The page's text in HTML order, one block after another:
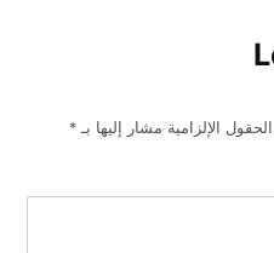
الحقول الإلزامية مشار إليها بـ*